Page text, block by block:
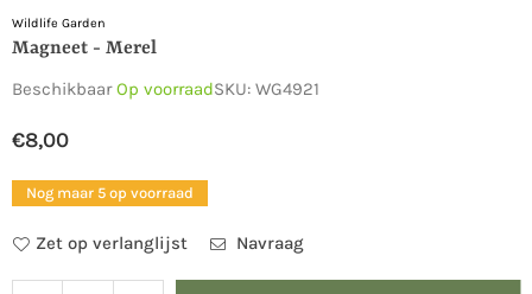
Wildlife Garden
Magneet - Merel
BeschikbaarOp voorraadSKU: WG4921
Normale
prijs
€8,00
Nog maar 5 op voorraad
Zet op verlanglijst Navraag